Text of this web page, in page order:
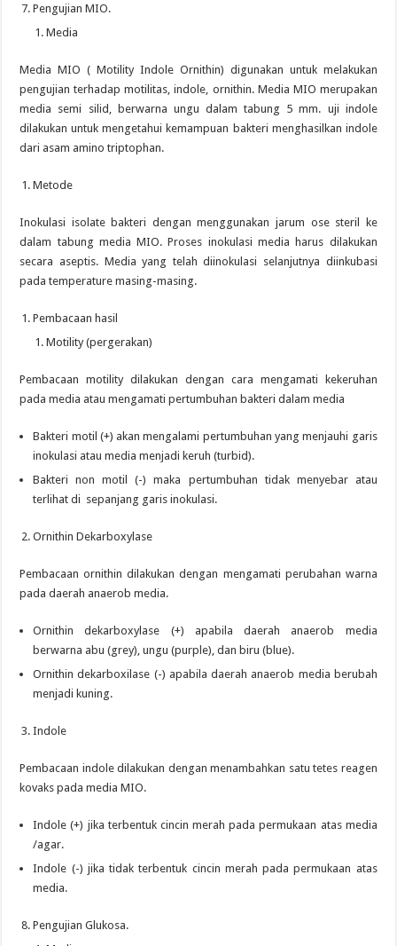
Pengujian MIO.
Media
Media MIO ( Motility Indole Ornithin) digunakan untuk melakukan
pengujian terhadap motilitas, indole, ornithin. Media MIO merupakan
media semi silid, berwarna ungu dalam tabung 5 mm. uji indole
dilakukan untuk mengetahui kemampuan bakteri menghasilkan indole
dari asam amino triptophan.
Metode
Inokulasi isolate bakteri dengan menggunakan jarum ose steril ke
dalam tabung media MIO. Proses inokulasi media harus dilakukan
secara aseptis. Media yang telah diinokulasi selanjutnya diinkubasi
pada temperature masing-masing.
Pembacaan hasil
Motility (pergerakan)
Pembacaan motility dilakukan dengan cara mengamati kekeruhan
pada media atau mengamati pertumbuhan bakteri dalam media
Bakteri motil (+) akan mengalami pertumbuhan yang menjauhi garis
inokulasi atau media menjadi keruh (turbid).
Bakteri non motil (-) maka pertumbuhan tidak menyebar atau
terlihat di sepanjang garis inokulasi.
Ornithin Dekarboxylase
Pembacaan ornithin dilakukan dengan mengamati perubahan warna
pada daerah anaerob media.
Ornithin dekarboxylase (+) apabila daerah anaerob media
berwarna abu (grey), ungu (purple), dan biru (blue).
Ornithin dekarboxilase (-) apabila daerah anaerob media berubah
menjadi kuning.
Indole
Pembacaan indole dilakukan dengan menambahkan satu tetes reagen
kovaks pada media MIO.
Indole (+) jika terbentuk cincin merah pada permukaan atas media
/agar.
Indole (-) jika tidak terbentuk cincin merah pada permukaan atas
media.
Pengujian Glukosa.